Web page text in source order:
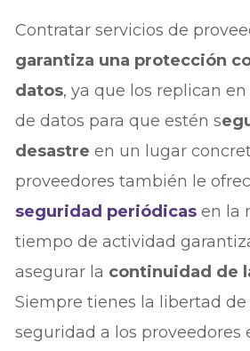
Contratar servicios de
garantiza una protección
datos, ya que los replican
de datos para que estén s
desastre en un lugar
proveedores también le
seguridad periódicas en la
tiempo de actividad
asegurar la continuidad de
Siempre tienes la libertad
seguridad a los proveedores